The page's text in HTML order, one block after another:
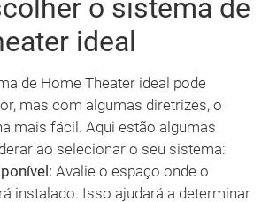
o sistema de
ideal
de Home Theater ideal pode
mas com algumas diretrizes, o
mais fácil. Aqui estão algumas
ao selecionar o seu sistema:
Avalie o espaço onde o
instalado. Isso ajudará a determinar